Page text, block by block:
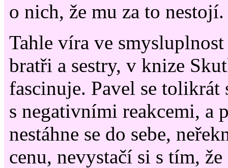
o nich, že mu za to nestojí.
Tahle víra ve
bratři a sestry, v knize
fascinuje. Pavel se tolikrát
s negativními reakcemi, a
nestáhne se do sebe,
cenu, nevystačí si s tím,